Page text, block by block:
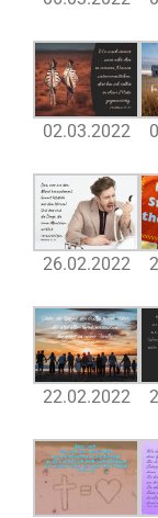
02.03.2022
26.02.2022
22.02.2022